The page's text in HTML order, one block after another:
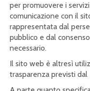
per promuovere i
comunicazione con il
rappresentata dal
pubblico e dal
necessario.
Il sito web è altresì
trasparenza previsti dal